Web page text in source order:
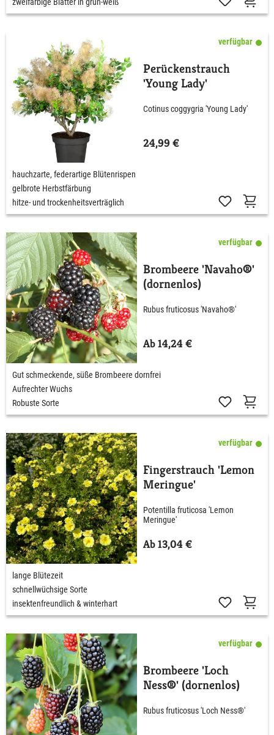
verfügbar
Perückenstrauch
'Young Lady'
Cotinus coggygria 'Young Lady'
24,99 €
hauchzarte, federartige Blütenrispen
gelbrote Herbstfärbung
hitze- und trockenheitsverträglich
verfügbar
Brombeere 'Navaho®'
(dornenlos)
Rubus fruticosus 'Navaho®'
Ab 14,24 €
Gut schmeckende, süße Brombeere dornfrei
Aufrechter Wuchs
Robuste Sorte
verfügbar
Fingerstrauch 'Lemon
Meringue'
Potentilla fruticosa 'Lemon
Meringue'
Ab 13,04 €
lange Blütezeit
schnellwüchsige Sorte
insektenfreundlich & winterhart
verfügbar
Brombeere 'Loch
Ness®' (dornenlos)
Rubus fruticosus 'Loch Ness®'